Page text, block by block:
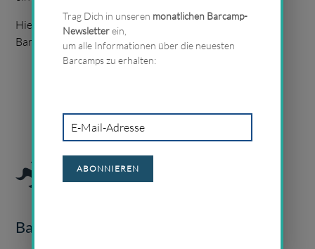
Hier findest Du eine Übersicht über alle ausstehenden
Barcamps im Bereich Gesellschaft.
Barcamp Rhein-Main
Trag Dich in unseren monatlichen Barcamp-
Newsletterein,
um alle Informationen über die neuesten
Barcamps zu erhalten:
Adresse
ABONNIEREN